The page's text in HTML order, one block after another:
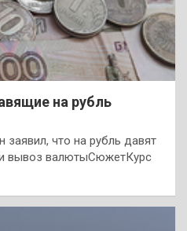
на рубль
заявил, что на рубль давят
вывоз валютыСюжетКурс